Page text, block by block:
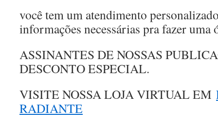
você tem um atendimento
informações necessárias pra fazer uma
ASSINANTES DE NOSSAS
DESCONTO ESPECIAL.
VISITE NOSSA LOJA VIRTUAL EM
RADIANTE